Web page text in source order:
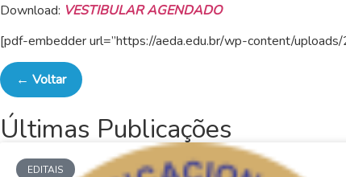
Download: VESTIBULAR AGENDADO
[pdf-embedder url=”https://aeda.edu.br/wp-content/
← Voltar
Últimas Publicações
EDITAIS